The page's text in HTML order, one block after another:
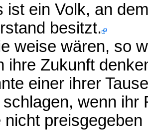
ist ein Volk, an
besitzt.
weise wären, so
ihre Zukunft
einer ihrer
wenn ihr
nicht preisgegeben